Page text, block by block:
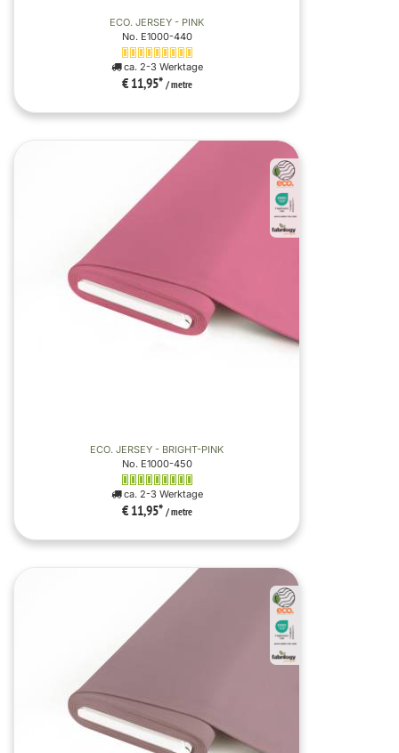
ECO. JERSEY - PINK
No. E1000-440
ca. 2-3 Werktage
€ 11,95* / metre
ECO. JERSEY - BRIGHT-PINK
No. E1000-450
ca. 2-3 Werktage
€ 11,95* / metre